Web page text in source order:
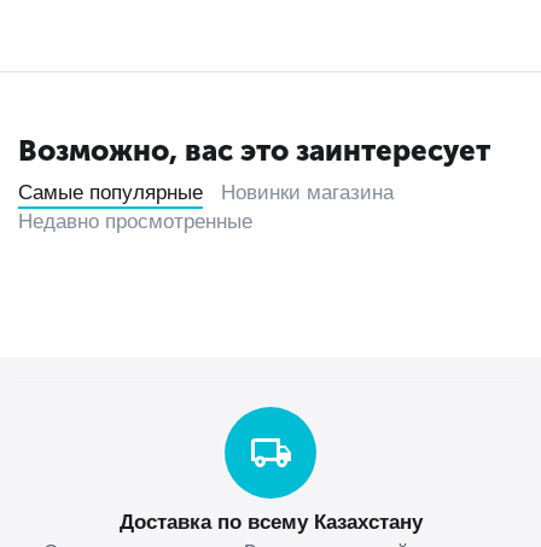
Возможно, вас это заинтересует
Самые популярные
Новинки магазина
Недавно просмотренные
Доставка по всему Казахстану